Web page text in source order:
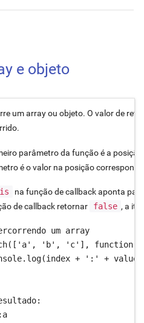
e objeto
um array ou objeto. O valor de
parâmetro da função é a
é o valor na posição
na função de callback aponta
de callback retornar
false , a
um array
'b', 'c'], function
+ ':' +